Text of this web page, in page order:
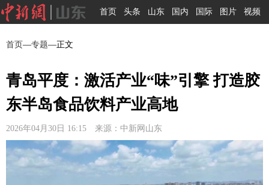
首页 头条 山东 国内 国际 图片 视频
首页—专题—正文
青岛平度：激活产业“味”引擎 打造胶
东半岛食品饮料产业高地
2026年04月30日 16:15 来源：中新网山东